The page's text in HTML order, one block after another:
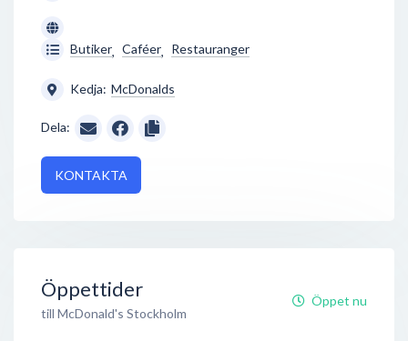
Butiker, Caféer, Restauranger
Kedja: McDonalds
Dela:
KONTAKTA
Öppettider
till McDonald's Stockholm
Öppet nu